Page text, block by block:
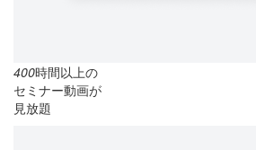
400時間以上の
セミナー動画が
見放題